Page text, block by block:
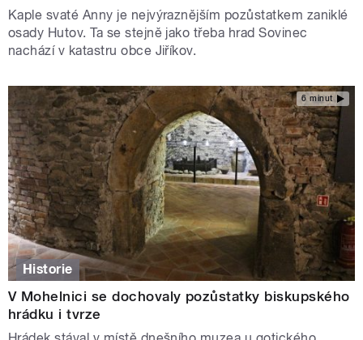
Kaple svaté Anny je nejvýraznějším pozůstatkem zaniklé
osady Hutov. Ta se stejně jako třeba hrad Sovinec
nachází v katastru obce Jiříkov.
6 minut
Historie
V Mohelnici se dochovaly pozůstatky biskupského
hrádku i tvrze